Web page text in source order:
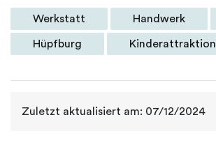
Werkstatt Handwerk
Hüpfburg Kinderattraktion
Zuletzt aktualisiert am: 07/12/2024